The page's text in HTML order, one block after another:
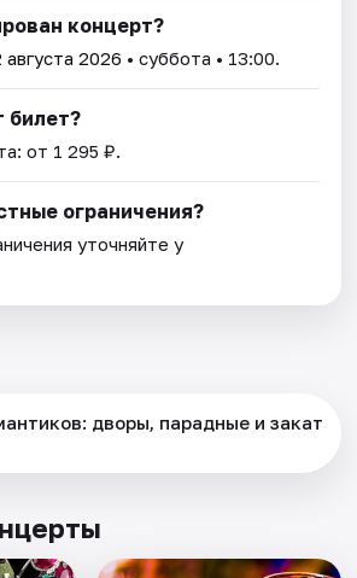
концерт?
августа 2026 • суббота • 13:00.
билет?
от 1 295 ₽.
ограничения?
уточняйте у
дворы, парадные и закат